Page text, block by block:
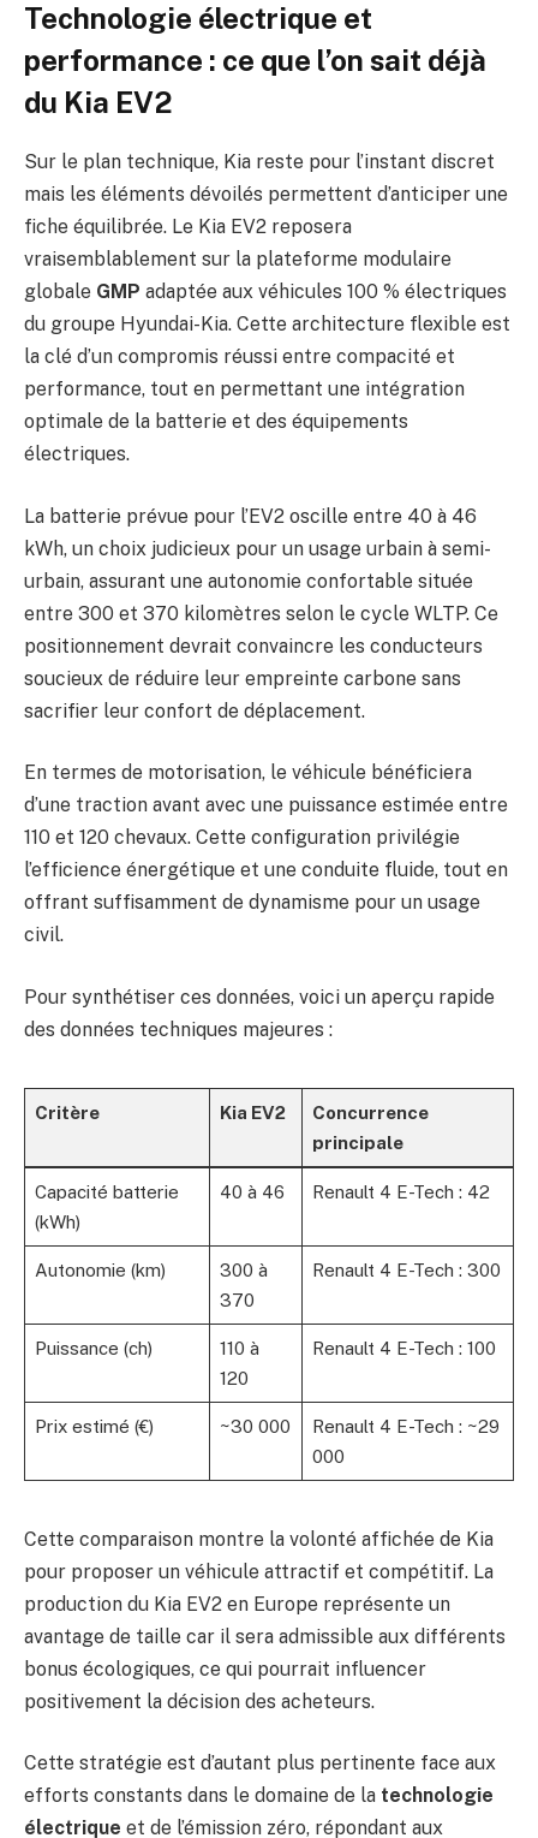
Technologie électrique et
performance : ce que l’on sait déjà
du Kia EV2
Sur le plan technique, Kia reste pour l’instant discret
mais les éléments dévoilés permettent d’anticiper une
fiche équilibrée. Le Kia EV2 reposera
vraisemblablement sur la plateforme modulaire
globale GMP adaptée aux véhicules 100 % électriques
du groupe Hyundai-Kia. Cette architecture flexible est
la clé d’un compromis réussi entre compacité et
performance, tout en permettant une intégration
optimale de la batterie et des équipements
électriques.
La batterie prévue pour l’EV2 oscille entre 40 à 46
kWh, un choix judicieux pour un usage urbain à semi-
urbain, assurant une autonomie confortable située
entre 300 et 370 kilomètres selon le cycle WLTP. Ce
positionnement devrait convaincre les conducteurs
soucieux de réduire leur empreinte carbone sans
sacrifier leur confort de déplacement.
En termes de motorisation, le véhicule bénéficiera
d’une traction avant avec une puissance estimée entre
110 et 120 chevaux. Cette configuration privilégie
l’efficience énergétique et une conduite fluide, tout en
offrant suffisamment de dynamisme pour un usage
civil.
Pour synthétiser ces données, voici un aperçu rapide
des données techniques majeures :
Critère Kia EV2
Concurrence
principale
Capacité batterie
(kWh)
40 à 46 Renault 4 E-Tech : 42
Autonomie (km)
300 à
370
Renault 4 E-Tech : 300
Puissance (ch)
110 à
120
Renault 4 E-Tech : 100
Prix estimé (€) ~30 000
Renault 4 E-Tech : ~29
000
Cette comparaison montre la volonté affichée de Kia
pour proposer un véhicule attractif et compétitif. La
production du Kia EV2 en Europe représente un
avantage de taille car il sera admissible aux différents
bonus écologiques, ce qui pourrait influencer
positivement la décision des acheteurs.
Cette stratégie est d’autant plus pertinente face aux
efforts constants dans le domaine de la technologie
électrique et de l’émission zéro, répondant aux